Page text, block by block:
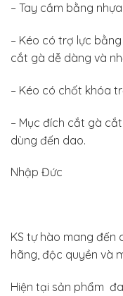
– Tay cầm bằng
– Kéo có trợ lực
cắt gà dễ dàng và
– Kéo có chốt khóa
– Mục đích cắt gà
dùng đến dao.
Nhập Đức
KS tự hào mang đến
hãng, độc quyền và
Hiện tại sản phẩm